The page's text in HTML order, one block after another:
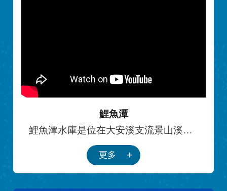
鯉魚潭
鯉魚潭水庫是位在大安溪支流景山溪
上，在山線縱貫鐵路東方約兩公里，集
水面積53.45平方公里，橫跨三義、大湖
與卓蘭三個鄉鎮。本水庫設立目的為解
決台中縣市、苗栗等地區日益增加的民
更多